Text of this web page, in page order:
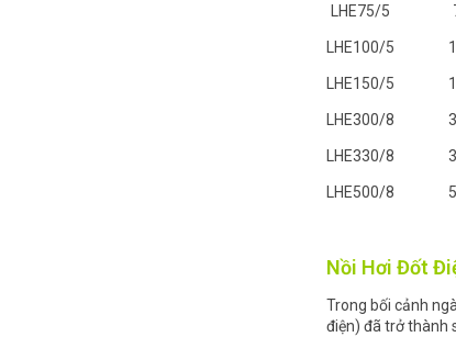
LHE75/5
LHE100/5
LHE150/5
LHE300/8
LHE330/8
LHE500/8
Nồi Hơi Đốt
Trong bối cảnh
điện) đã trở thành